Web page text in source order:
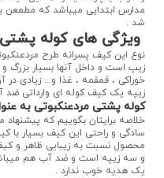
مدارس ابتدایی میباشد که مطمعن
شد .
ویژگی های کوله
نوع این کیف پسرانه طرح
زیپ است و داخل آنها بسیار بزرگ و
خوراکی ، قمقمه ، غذا و... زیادی
زیپه یک کیف کوله ای وارداتی ضد
کوله پشتی مردعنکبوتی به
خلاصه برایتان بگوییم که
سادگی و راحتی این کیف بسیار با
محصول نسبت به زیبایی ظاهر و
و سه زیپه است و ضد آب هم
یک هدیه خوب ندارد .